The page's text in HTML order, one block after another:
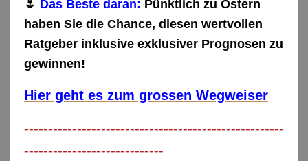
🌷 Das Beste daran: Pünktlich zu Ostern
haben Sie die Chance, diesen wertvollen
Ratgeber inklusive exklusiver Prognosen zu
gewinnen!
Hier geht es zum grossen Wegweiser
------------------------------------------------------
-----------------------------